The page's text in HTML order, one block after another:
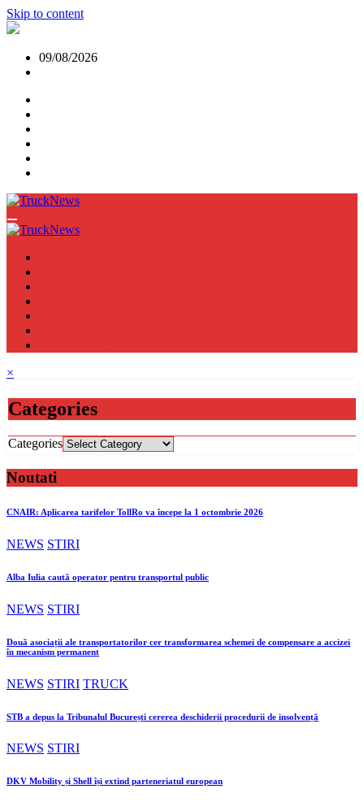
Skip to content
09/08/2026
×
Categories
Categories
Noutati
CNAIR: Aplicarea tarifelor TollRo va începe la 1 octombrie 2026
NEWS STIRI
Alba Iulia caută operator pentru transportul public
NEWS STIRI
Două asociații ale transportatorilor cer transformarea schemei de compensare a accizei
în mecanism permanent
NEWS STIRI TRUCK
STB a depus la Tribunalul București cererea deschiderii procedurii de insolvență
NEWS STIRI
DKV Mobility și Shell își extind parteneriatul european